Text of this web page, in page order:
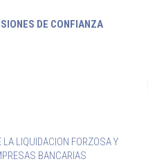
DE CONFIANZA
LA LIQUIDACION FORZOSA Y
BANCARIAS